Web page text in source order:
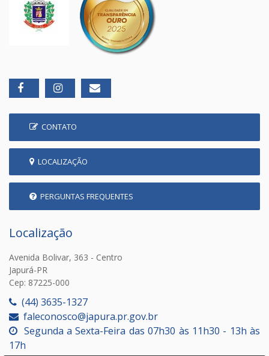
CONTATO
LOCALIZAÇÃO
PERGUNTAS FREQUENTES
Localização
Avenida Bolivar, 363 - Centro
Japurá-PR
Cep: 87225-000
(44) 3635-1327
faleconosco@japura.pr.gov.br
Segunda a Sexta-Feira das 07h30 às 11h30 - 13h às
17h